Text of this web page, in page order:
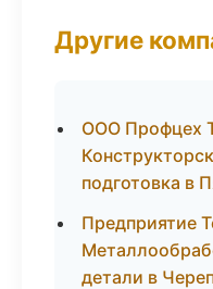
Другие
ООО Профцех
подготовка в
Предприятие
детали в